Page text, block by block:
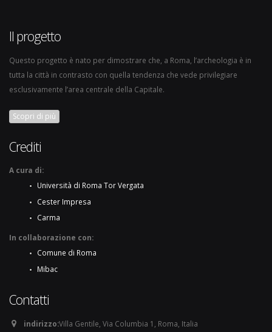
Il progetto
Questo progetto è nato per dimostrare che, a Roma, l’archeologia è in
tutta la città in contrasto con quella tendenza che vede privilegiare
esclusivamente l’area centrale della Capitale.
Scopri di più
Crediti
A cura di:
Università di Roma Tor Vergata
Cester Impresa
Carma
In collaborazione con:
Comune di Roma
Mibac
Contatti
indirizzo:Villa Gentile, Via Columbia 1, Roma, Italia